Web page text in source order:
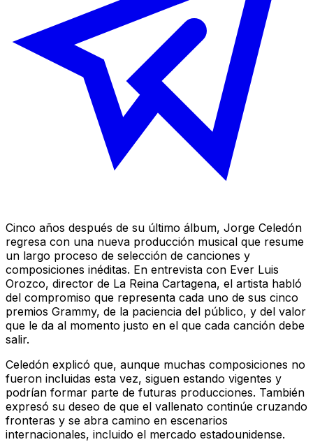
Cinco años después de su último álbum, Jorge Celedón
regresa con una nueva producción musical que resume
un largo proceso de selección de canciones y
composiciones inéditas. En entrevista con Ever Luis
Orozco, director de La Reina Cartagena, el artista habló
del compromiso que representa cada uno de sus cinco
premios Grammy, de la paciencia del público, y del valor
que le da al momento justo en el que cada canción debe
salir.
Celedón explicó que, aunque muchas composiciones no
fueron incluidas esta vez, siguen estando vigentes y
podrían formar parte de futuras producciones. También
expresó su deseo de que el vallenato continúe cruzando
fronteras y se abra camino en escenarios
internacionales, incluido el mercado estadounidense.